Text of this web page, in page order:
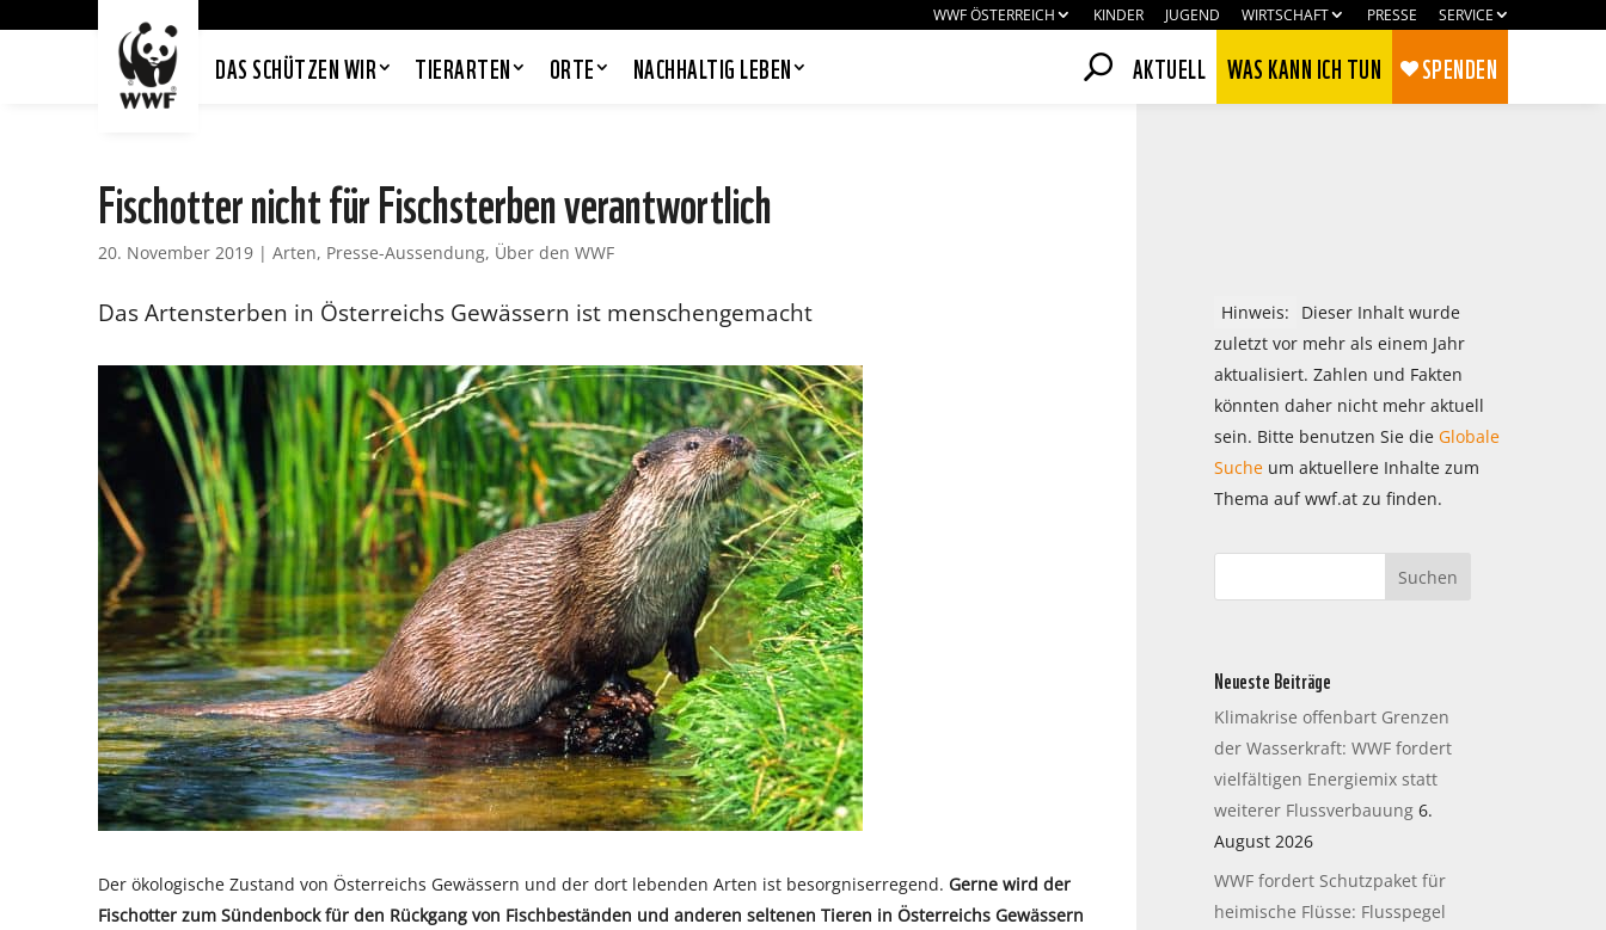
WWF ÖSTERREICH KINDER JUGEND WIRTSCHAFT PRESSE SERVICE
DAS SCHÜTZEN WIR TIERARTEN ORTE NACHHALTIG LEBEN AKTUELL WAS KANN ICH TUN SPENDEN
Fischotter nicht für Fischsterben verantwortlich
20. November 2019 | Arten, Presse-Aussendung, Über den WWF
Das Artensterben in Österreichs Gewässern ist menschengemacht
Der ökologische Zustand von Österreichs Gewässern und der dort lebenden Arten ist besorgniserregend. Gerne wird der
Fischotter zum Sündenbock für den Rückgang von Fischbeständen und anderen seltenen Tieren in Österreichs Gewässern
Hinweis:
Dieser Inhalt wurde
zuletzt vor mehr als einem Jahr
aktualisiert. Zahlen und Fakten
könnten daher nicht mehr aktuell
sein. Bitte benutzen Sie die Globale
Sucheum aktuellere Inhalte zum
Thema auf wwf.at zu finden.
Neueste Beiträge
Klimakrise offenbart Grenzen
der Wasserkraft: WWF fordert
vielfältigen Energiemix statt
weiterer Flussverbauung 6.
August 2026
WWF fordert Schutzpaket für
heimische Flüsse: Flusspegel
Cookies helfen unser Angebot
nutzerfreundlich zu gestalten & erlauben
Website. Infos dazu findest du in unserer
Datenschutzerklärung. Unter
Einstellungen kannst du verwalten,
welche Art von Cookies gesetzt werden.
Deine Auswahl kannst du über den
entsprechenden Link im Footer der
Website jederzeit widerrufen.
Ablehnen